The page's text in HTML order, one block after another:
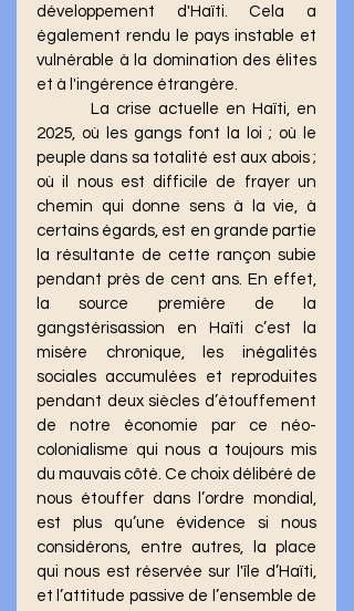
développement d'Haïti. Cela a
également rendu le pays instable et
vulnérable à la domination des élites
et à l'ingérence étrangère.
2025, où les gangs font la loi ; où le
peuple dans sa totalité est aux abois ;
où il nous est difficile de frayer un
chemin qui donne sens à la vie, à
certains égards, est en grande partie
la résultante de cette rançon subie
pendant près de cent ans. En effet,
la source première de la
gangstérisassion en Haïti c’est la
misère chronique, les inégalités
sociales accumulées et reproduites
pendant deux siècles d’étouffement
de notre économie par ce néo-
colonialisme qui nous a toujours mis
du mauvais côté. Ce choix délibéré de
nous étouffer dans l’ordre mondial,
est plus qu’une évidence si nous
considérons, entre autres, la place
qui nous est réservée sur l'île d’Haïti,
et l’attitude passive de l’ensemble de